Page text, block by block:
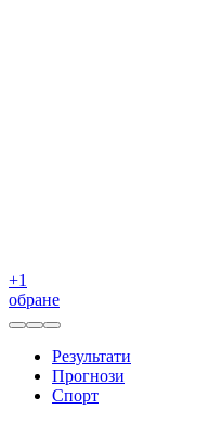
+1
обране
Результати
Прогнози
Спорт